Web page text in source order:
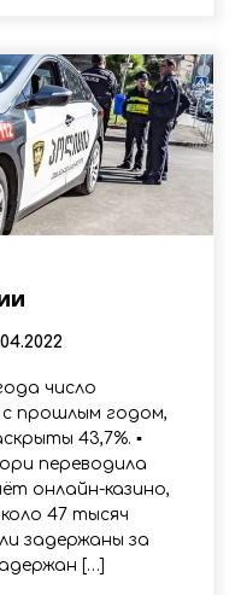
число
с прошлым годом,
43,7%. ▪️
переводила
онлайн-казино,
47 тысяч
задержаны за
[…]